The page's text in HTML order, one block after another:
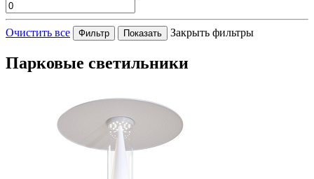
Очистить все Закрыть фильтры
Парковые светильники